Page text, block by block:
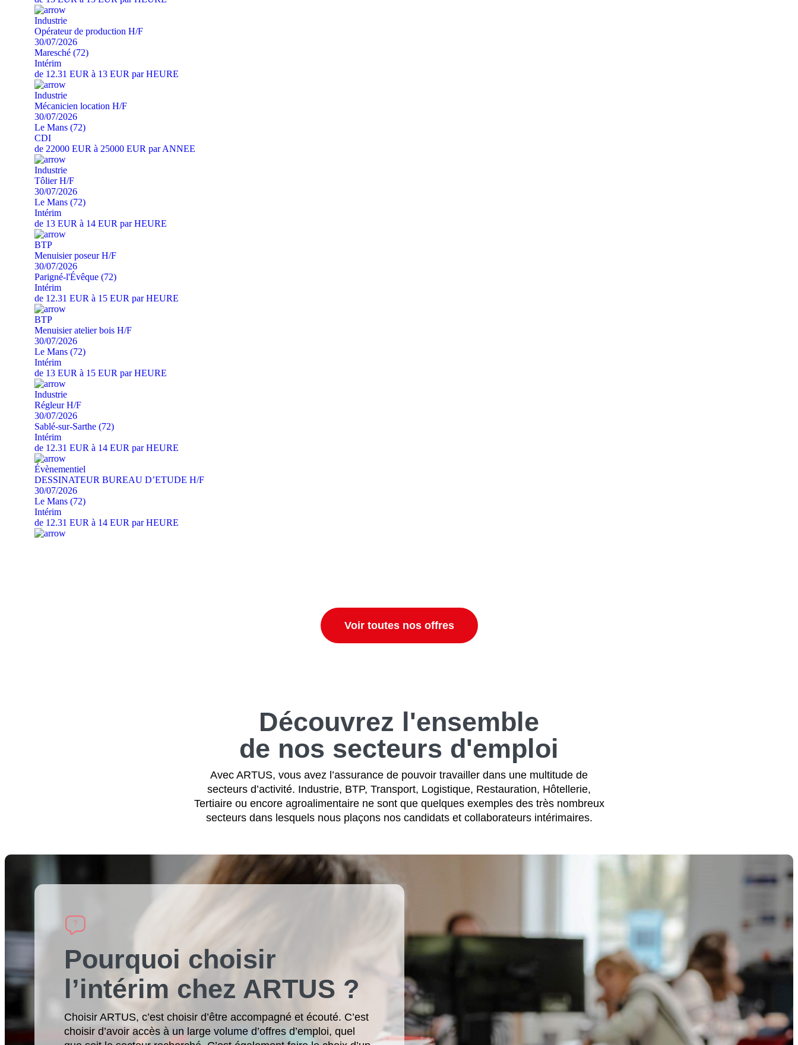
Industrie
Opérateur de production H/F
30/07/2026
Maresché (72)
Intérim
de 12.31 EUR à 13 EUR par HEURE
Industrie
Mécanicien location H/F
30/07/2026
Le Mans (72)
CDI
de 22000 EUR à 25000 EUR par ANNEE
Industrie
Tôlier H/F
30/07/2026
Le Mans (72)
Intérim
de 13 EUR à 14 EUR par HEURE
BTP
Menuisier poseur H/F
30/07/2026
Parigné-l'Évêque (72)
Intérim
de 12.31 EUR à 15 EUR par HEURE
BTP
Menuisier atelier bois H/F
30/07/2026
Le Mans (72)
Intérim
de 13 EUR à 15 EUR par HEURE
Industrie
Régleur H/F
30/07/2026
Sablé-sur-Sarthe (72)
Intérim
de 12.31 EUR à 14 EUR par HEURE
Évènementiel
DESSINATEUR BUREAU D’ETUDE H/F
30/07/2026
Le Mans (72)
Intérim
de 12.31 EUR à 14 EUR par HEURE
Voir toutes nos offres
Découvrez l'ensemble
de nos secteurs d'emploi
Avec ARTUS, vous avez l’assurance de pouvoir travailler dans une multitude de
secteurs d’activité. Industrie, BTP, Transport, Logistique, Restauration, Hôtellerie,
Tertiaire ou encore agroalimentaire ne sont que quelques exemples des très nombreux
secteurs dans lesquels nous plaçons nos candidats et collaborateurs intérimaires.
Pourquoi choisir
l’intérim chez ARTUS ?
Choisir ARTUS, c’est choisir d’être accompagné et écouté. C’est
choisir d’avoir accès à un large volume d’offres d’emploi, quel